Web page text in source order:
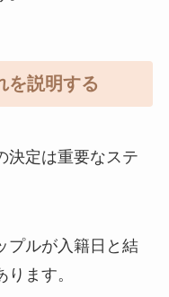
を説明する
決定は重要なステ
プルが入籍日と結
ます。